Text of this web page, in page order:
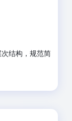
结构，规范简